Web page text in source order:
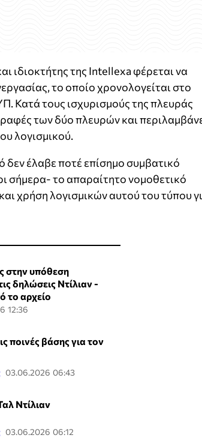
ιδιοκτήτης της Intellexa φέρεται να
το οποίο χρονολογείται στο
Κατά τους ισχυρισμούς της πλευράς
των δύο πλευρών και
λογισμικού.
δεν έλαβε ποτέ επίσημο συμβατικό
σήμερα- το απαραίτητο νομοθετικό
χρήση λογισμικών αυτού του τύπου
στην υπόθεση
δηλώσεις Ντίλιαν -
το αρχείο
12:36
ποινές βάσης για τον
03.06.2026 06:43
Ντίλιαν
03.06.2026 06:12